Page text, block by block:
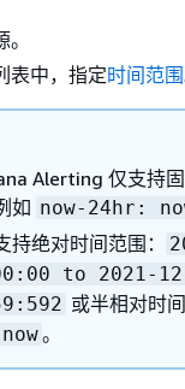
表中，指定时间范围
Alerting 仅支持
如 now-24hr:
持绝对时间范围：
to 2021-
或半相对时间
。